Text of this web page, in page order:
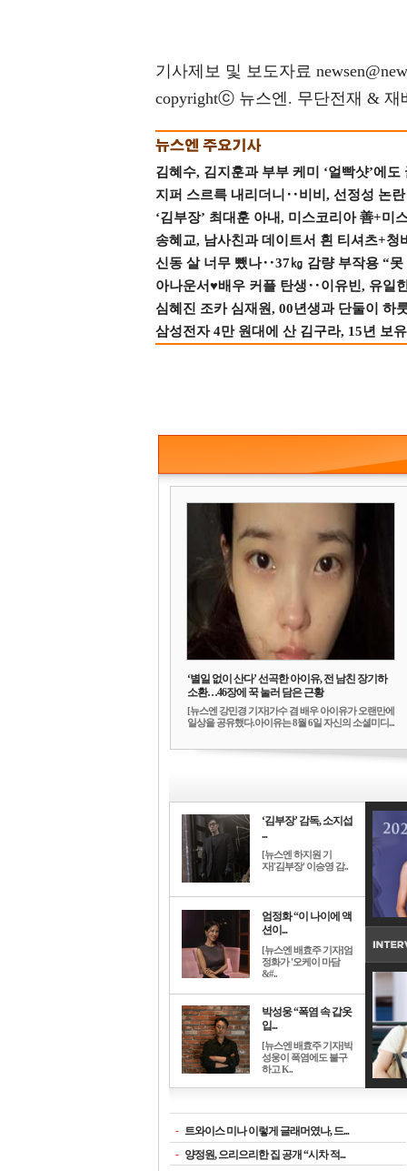
기사제보 및 보도자료
copyrightⓒ 뉴스엔. 무단전재 & 재
김혜수, 김지훈과 부부 케미 ‘얼빡샷’에도
지퍼 스르륵 내리더니‥비비, 선정성 논
‘김부장’ 최대훈 아내, 미스코리아 善+미
송혜교, 남사친과 데이트서 흰 티셔츠+
신동 살 너무 뺐나‥37㎏ 감량 부작용 “
아나운서♥배우 커플 탄생‥이유빈, 유일
심혜진 조카 심재원, 00년생과 단둘이 하
삼성전자 4만 원대에 산 김구라, 15년 보
‘별일 없이 산다’ 선곡한 아이유, 전 남친 장기하
소환…46장에 꾹 눌러 담은 근황
[뉴스엔 강민경 기자]가수 겸 배우 아이유가 오랜만에
일상을 공유했다.아이유는 8월 6일 자신의 소셜미디...
‘김부장’ 감독, 소지섭
...
[뉴스엔 하지원 기
자]'김부장' 이승영 감..
엄정화 “이 나이에 액
션이...
[뉴스엔 배효주 기자]엄
정화가 '오케이 마담
&#..
박성웅 “폭염 속 갑옷
입...
[뉴스엔 배효주 기자]박
성웅이 폭염에도 불구
하고 K..
- 트와이스 미나 이렇게 글래머였나, 드...
- 양정원, 으리으리한 집 공개 “시차 적...